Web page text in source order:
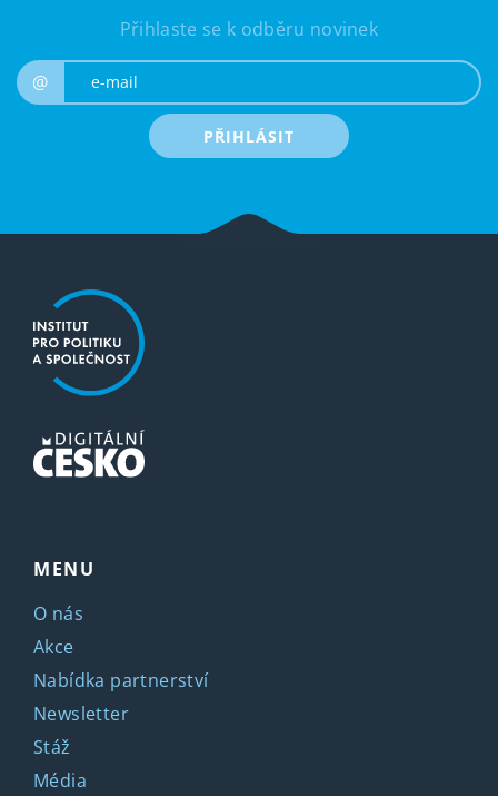
Přihlaste se k odběru novinek
@
PŘIHLÁSIT
MENU
O nás
Akce
Nabídka partnerství
Newsletter
Stáž
Média